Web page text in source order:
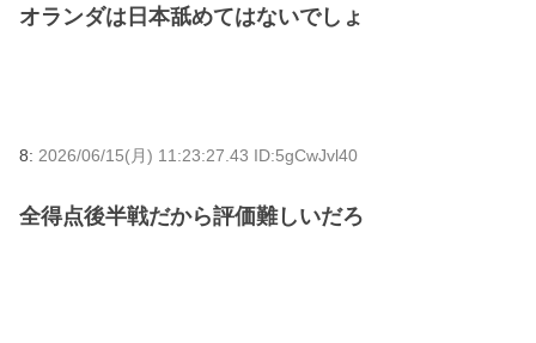
オランダは日本舐めてはないでしょ
8: 2026/06/15(月) 11:23:27.43 ID:5gCwJvl40
全得点後半戦だから評価難しいだろ